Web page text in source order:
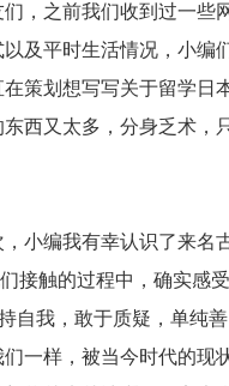
，之前我们收到过一些
以及平时生活情况，小
策划想写写关于留学日
西又太多，分身乏术，
小编我有幸认识了来名
们接触的过程中，确实感
自我，敢于质疑，单纯
一样，被当今时代的现